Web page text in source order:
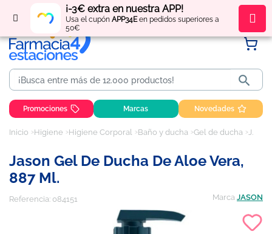
¡-3€ extra en nuestra APP!
Usa el cupón APP34Een pedidos superiores a
50€
Regístratey obténpuntos por tus compras

Promociones Marcas Novedades
Inicio Higiene Higiene Corporal Baño y ducha Gel de ducha Jason Gel de Ducha de Aloe Vera, 887 ml.
Jason Gel De Ducha De Aloe Vera,
887 Ml.
Referencia: 084151 Marca JASON